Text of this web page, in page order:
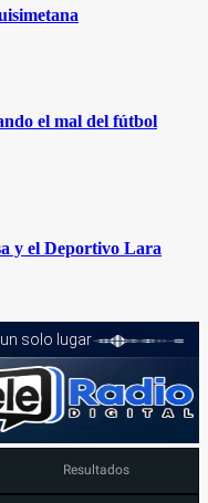
el mal del fútbol
y el Deportivo Lara
Resultados